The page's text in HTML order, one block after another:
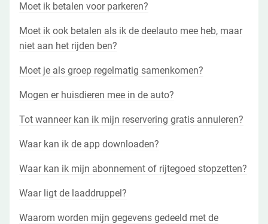
Moet ik betalen voor parkeren?
Moet ik ook betalen als ik de deelauto mee heb, maar
niet aan het rijden ben?
Moet je als groep regelmatig samenkomen?
Mogen er huisdieren mee in de auto?
Tot wanneer kan ik mijn reservering gratis annuleren?
Waar kan ik de app downloaden?
Waar kan ik mijn abonnement of rijtegoed stopzetten?
Waar ligt de laaddruppel?
Waarom worden mijn gegevens gedeeld met de